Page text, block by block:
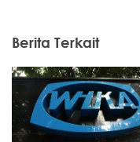
Berita Terkait